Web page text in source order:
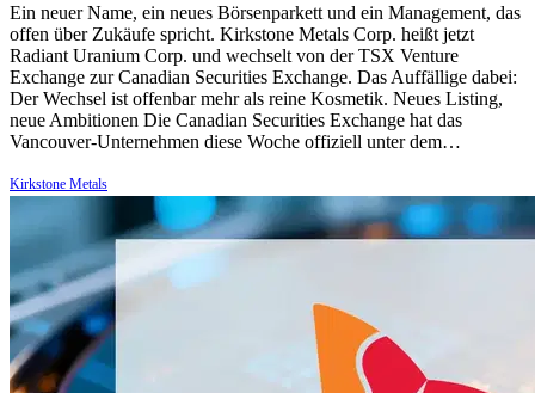
Ein neuer Name, ein neues Börsenparkett und ein Management, das
offen über Zukäufe spricht. Kirkstone Metals Corp. heißt jetzt
Radiant Uranium Corp. und wechselt von der TSX Venture
Exchange zur Canadian Securities Exchange. Das Auffällige dabei:
Der Wechsel ist offenbar mehr als reine Kosmetik. Neues Listing,
neue Ambitionen Die Canadian Securities Exchange hat das
Vancouver-Unternehmen diese Woche offiziell unter dem…
Kirkstone Metals